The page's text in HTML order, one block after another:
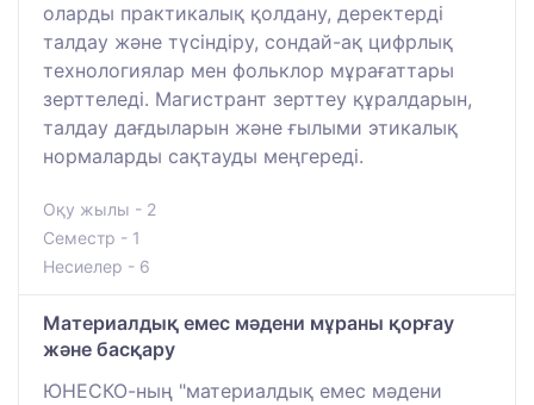
оларды практикалық қолдану, деректерді
талдау және түсіндіру, сондай-ақ цифрлық
технологиялар мен фольклор мұрағаттары
зерттеледі. Магистрант зерттеу құралдарын,
талдау дағдыларын және ғылыми этикалық
нормаларды сақтауды меңгереді.
Оқу жылы - 2
Семестр - 1
Несиелер - 6
Материалдық емес мәдени мұраны қорғау
және басқару
ЮНЕСКО-ның "материалдық емес мәдени